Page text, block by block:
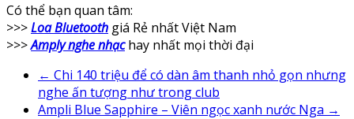
Có thể bạn quan tâm:
>>>Loa Bluetooth giá Rẻ nhất Việt Nam
>>>Amply nghe nhạchay nhất mọi thời đại
← Chi 140 triệu để có dàn âm thanh nhỏ gọn nhưng
nghe ấn tượng như trong club
Ampli Blue Sapphire – Viên ngọc xanh nước Nga →